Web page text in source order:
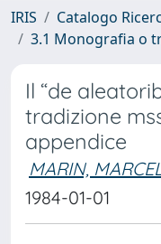
IRIS Catalogo
3.1 Monografia o
Il “de
tradizione
appendice
MARIN,
1984-01-01